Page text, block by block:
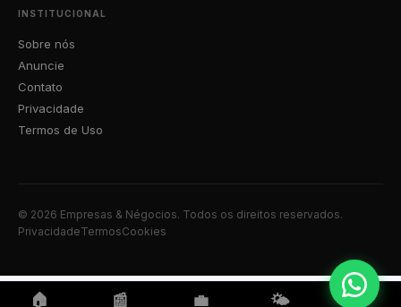
🏠 📰 💼 🌤️ 📍
INSTITUCIONAL
Sobre nós
Anuncie
Contato
Privacidade
Termos de Uso
© 2026 Empresas & Négocios. Todos os direitos reservados.
PrivacidadeTermosCookies